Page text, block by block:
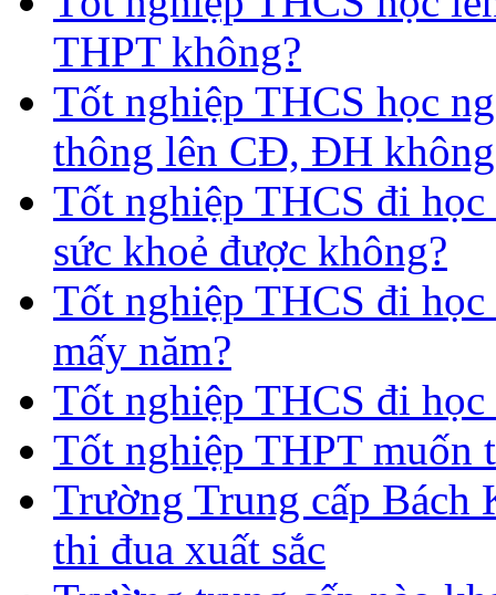
THPT không?
Tốt nghiệp THCS học
thông lên CĐ, ĐH
Tốt nghiệp THCS đi học
sức khoẻ được không?
Tốt nghiệp THCS đi
mấy năm?
Tốt nghiệp THCS đi
Tốt nghiệp THPT muốn
Trường Trung cấp Bách
thi đua xuất sắc